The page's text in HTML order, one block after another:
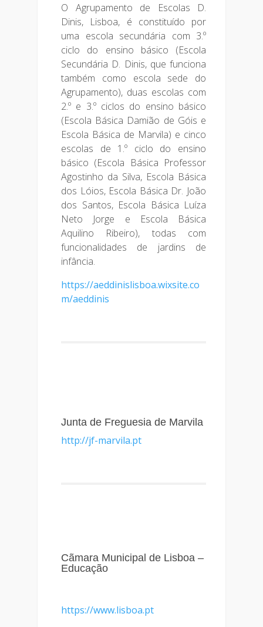
O Agrupamento de Escolas D.
Dinis, Lisboa, é constituído por
uma escola secundária com 3.º
ciclo do ensino básico (Escola
Secundária D. Dinis, que funciona
também como escola sede do
Agrupamento), duas escolas com
2.º e 3.º ciclos do ensino básico
(Escola Básica Damião de Góis e
Escola Básica de Marvila) e cinco
escolas de 1.º ciclo do ensino
básico (Escola Básica Professor
Agostinho da Silva, Escola Básica
dos Lóios, Escola Básica Dr. João
dos Santos, Escola Básica Luíza
Neto Jorge e Escola Básica
Aquilino Ribeiro), todas com
funcionalidades de jardins de
infância.
https://aeddinislisboa.wixsite.co
m/aeddinis
Junta de Freguesia de Marvila
http://jf-marvila.pt
Cãmara Municipal de Lisboa –
Educação
https://www.lisboa.pt